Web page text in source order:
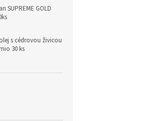
SUPREME GOLD
s cédrovou živicou
30 ks